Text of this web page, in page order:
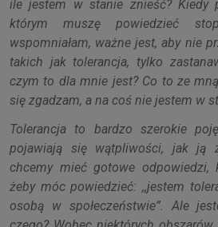
ile jestem w stanie znieść? Kiedy
którym muszę powiedzieć
wspomniałam, ważne jest, aby nie
takich jak tolerancja, tylko
czym to dla mnie jest? Co to ze
się zgadzam, a na coś nie jestem w
Tolerancja to bardzo szerokie
pojawiają się wątpliwości, jak ją
chcemy mieć gotowe odpowiedzi,
żeby móc powiedzieć: ,,jestem
osobą w społeczeństwie”. Ale